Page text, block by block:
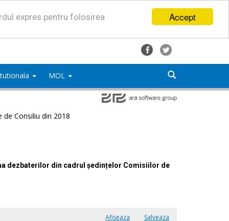
Accept
expres pentru folosirea
MOL
de Consiliu din 2018
dezbaterilor din cadrul ședințelor Comisiilor de
Afiseaza Salveaza